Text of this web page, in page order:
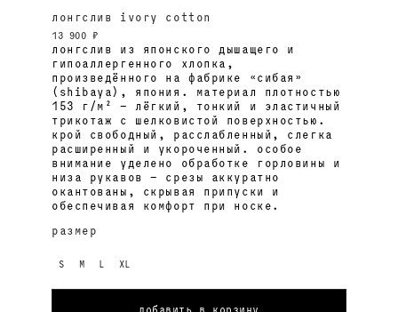
лонгслив ivory cotton
13 900 ₽
лонгслив из японского дышащего и
гипоаллергенного хлопка,
произведённого на фабрике «сибая»
(shibaya), япония. материал плотностью
153 г/м² — лёгкий, тонкий и эластичный
трикотаж с шелковистой поверхностью.
крой свободный, расслабленный, слегка
расширенный и укороченный. особое
внимание уделено обработке горловины и
низа рукавов — срезы аккуратно
окантованы, скрывая припуски и
обеспечивая комфорт при носке.
размер
S M L XL